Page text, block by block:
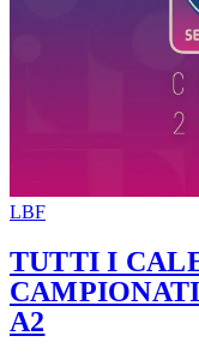
LBF
TUTTI I
A2